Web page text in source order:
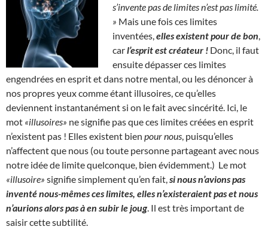
s’invente pas de limites n’est pas limité.
» Mais une fois ces limites
inventées, elles existent pour de bon
carl’esprit est créateur ! Donc, il faut
ensuite dépasser ces limites
engendrées en esprit et dans notre mental, ou les dénoncer à
nos propres yeux comme étant illusoires, ce qu’elles
deviennent instantanément si on le fait avec sincérité. Ici, le
mot «illusoires» ne signifie pas que ces limites créées en esprit
n’existent pas ! Elles existent bien pour nous , puisqu’elles
n’affectent que nous (ou toute personne partageant avec nous
notre idée de limite quelconque, bien évidemment.) Le mot
«illusoire» signifie simplement qu’en fait, si nous n’avions pas
inventé nous-mêmes ces limites, elles n’existeraient pas et nous
n’aurions alors pas à en subir le joug . Il est très important de
saisir cette subtilité.